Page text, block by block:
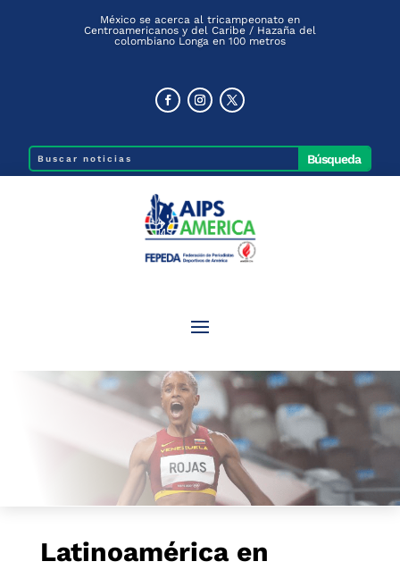
México se acerca al tricampeonato en
Centroamericanos y del Caribe / Hazaña del
colombiano Longa en 100 metros
Latinoamérica en